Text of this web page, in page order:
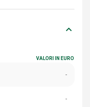
keyboard_arrow_down
VALORI IN EURO
-
-